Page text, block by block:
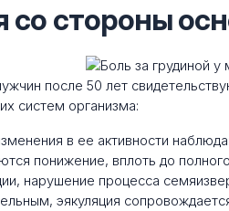
со стороны
после 50 лет
систем организма:
в ее активности
понижение, вплоть до
нарушение процесса
эякуляция